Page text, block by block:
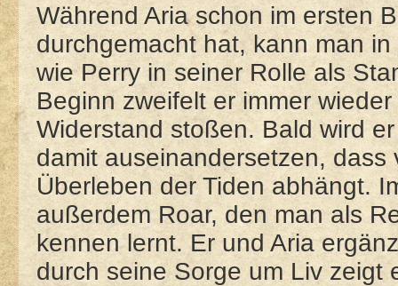
Während Aria schon im ersten
durchgemacht hat, kann man
wie Perry in seiner Rolle als
Beginn zweifelt er immer
Widerstand stoßen. Bald wird
damit auseinandersetzen,
Überleben der Tiden abhängt.
außerdem Roar, den man als
kennen lernt. Er und Aria
durch seine Sorge um Liv zeigt